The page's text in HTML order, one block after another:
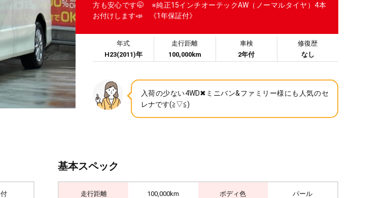
方も安心です🤭 ※純正15インチオーテックAW（ノーマルタイヤ）4本
お付けします📣 《1年保証付》
年式
H23(2011)年
走行距離
100,000km
車検
2年付
修復歴
なし
入荷の少ない4WD✖ミニバン&ファミリー様にも人気のセ
レナです(≧▽≦)
基本スペック
走行距離 100,000km ボディ色 パール